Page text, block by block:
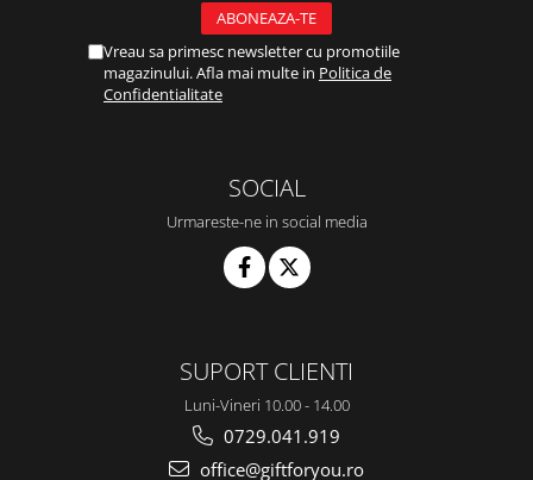
Vreau sa primesc newsletter cu promotiile
magazinului. Afla mai multe in Politica de
Confidentialitate
SOCIAL
Urmareste-ne in social media
SUPORT CLIENTI
Luni-Vineri 10.00 - 14.00
0729.041.919
office@giftforyou.ro